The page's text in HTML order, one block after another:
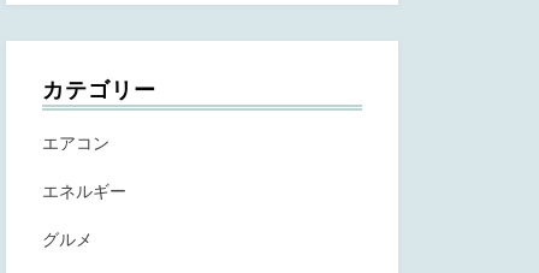
カテゴリー
エアコン
エネルギー
グルメ